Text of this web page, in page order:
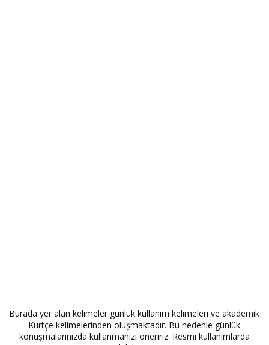
Burada yer alan kelimeler günlük kullanım kelimeleri ve akademik
Kürtçe kelimelerinden oluşmaktadır. Bu nedenle günlük
konuşmalarınızda kullanmanızı öneririz. Resmi kullanımlarda